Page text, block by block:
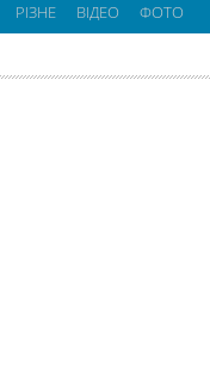
РІЗНЕ ВІДЕО ФОТО